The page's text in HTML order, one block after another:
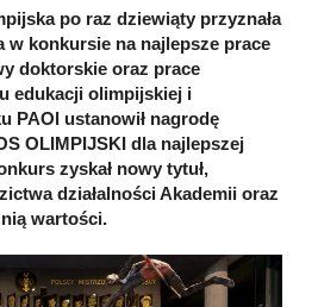
po raz dziewiąty przyznała
w konkursie na najlepsze prace
doktorskie oraz prace
edukacji olimpijskiej i
PAOl ustanowił nagrodę
OLIMPIJSKI dla najlepszej
zyskał nowy tytuł,
działalności Akademii oraz
wartości.